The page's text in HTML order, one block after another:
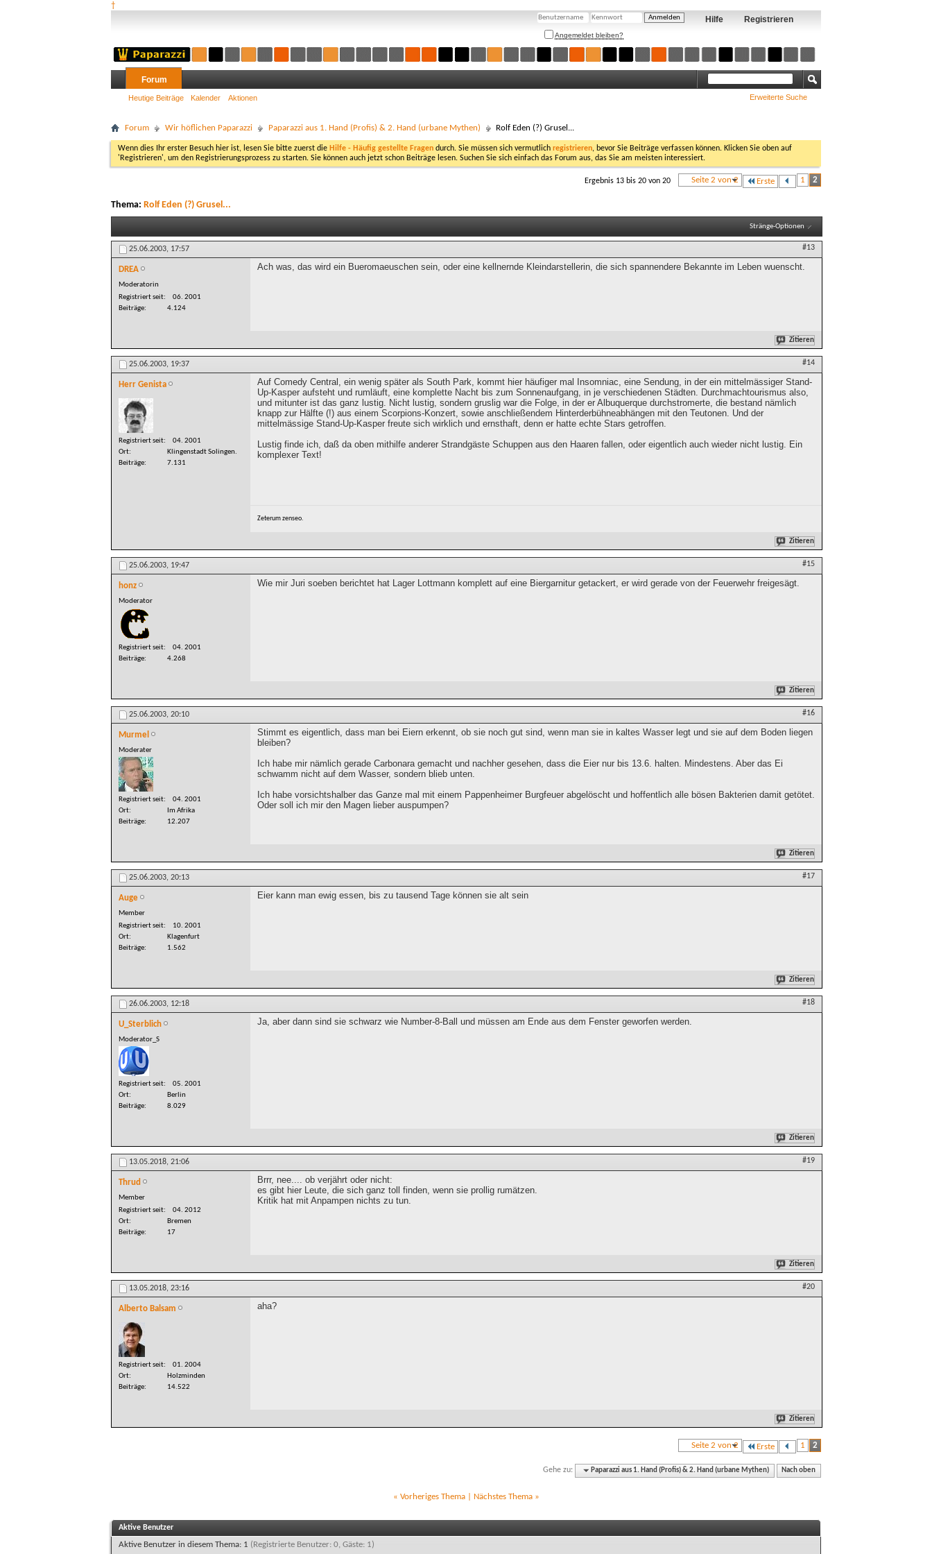
†
Registrieren
Hilfe
Angemeldet bleiben?
Forum
Heutige Beiträge Kalender Aktionen Erweiterte Suche
Forum Wir höflichen Paparazzi Paparazzi aus 1. Hand (Profis) & 2. Hand (urbane Mythen) Rolf Eden (?) Grusel...
Wenn dies Ihr erster Besuch hier ist, lesen Sie bitte zuerst die Hilfe - Häufig gestellte Fragen durch. Sie müssen sich vermutlich registrieren, bevor Sie Beiträge verfassen können. Klicken Sie oben auf
'Registrieren', um den Registrierungsprozess zu starten. Sie können auch jetzt schon Beiträge lesen. Suchen Sie sich einfach das Forum aus, das Sie am meisten interessiert.
Seite 2 von 2 Erste 1 2
Ergebnis 13 bis 20 von 20
Thema: Rolf Eden (?) Grusel...
Stränge-Optionen
25.06.2003, 17:57 #13
DREA
Moderatorin
Registriert seit
06. 2001
Beiträge
4.124
Ach was, das wird ein Bueromaeuschen sein, oder eine kellnernde Kleindarstellerin, die sich spannendere Bekannte im Leben wuenscht.
Zitieren
25.06.2003, 19:37 #14
Herr Genista
Registriert seit
04. 2001
Ort
Klingenstadt Solingen.
Beiträge
7.131
Auf Comedy Central, ein wenig später als South Park, kommt hier häufiger mal Insomniac, eine Sendung, in der ein mittelmässiger Stand-
Up-Kasper aufsteht und rumläuft, eine komplette Nacht bis zum Sonnenaufgang, in je verschiedenen Städten. Durchmachtourismus also,
und mitunter ist das ganz lustig. Nicht lustig, sondern gruslig war die Folge, in der er Albuquerque durchstromerte, die bestand nämlich
knapp zur Hälfte (!) aus einem Scorpions-Konzert, sowie anschließendem Hinterderbühneabhängen mit den Teutonen. Und der
mittelmässige Stand-Up-Kasper freute sich wirklich und ernsthaft, denn er hatte echte Stars getroffen.
Lustig finde ich, daß da oben mithilfe anderer Strandgäste Schuppen aus den Haaren fallen, oder eigentlich auch wieder nicht lustig. Ein
komplexer Text!
Zeterum zenseo.
Zitieren
25.06.2003, 19:47 #15
honz
Moderator
Registriert seit
04. 2001
Beiträge
4.268
Wie mir Juri soeben berichtet hat Lager Lottmann komplett auf eine Biergarnitur getackert, er wird gerade von der Feuerwehr freigesägt.
Zitieren
25.06.2003, 20:10 #16
Murmel
Moderater
Registriert seit
04. 2001
Ort
Im Afrika
Beiträge
12.207
Stimmt es eigentlich, dass man bei Eiern erkennt, ob sie noch gut sind, wenn man sie in kaltes Wasser legt und sie auf dem Boden liegen
bleiben?
Ich habe mir nämlich gerade Carbonara gemacht und nachher gesehen, dass die Eier nur bis 13.6. halten. Mindestens. Aber das Ei
schwamm nicht auf dem Wasser, sondern blieb unten.
Ich habe vorsichtshalber das Ganze mal mit einem Pappenheimer Burgfeuer abgelöscht und hoffentlich alle bösen Bakterien damit getötet.
Oder soll ich mir den Magen lieber auspumpen?
Zitieren
25.06.2003, 20:13 #17
Auge
Member
Registriert seit
10. 2001
Ort
Klagenfurt
Beiträge
1.562
Eier kann man ewig essen, bis zu tausend Tage können sie alt sein
Zitieren
26.06.2003, 12:18 #18
U_Sterblich
Moderator_S
Registriert seit
05. 2001
Ort
Berlin
Beiträge
8.029
Ja, aber dann sind sie schwarz wie Number-8-Ball und müssen am Ende aus dem Fenster geworfen werden.
Zitieren
13.05.2018, 21:06 #19
Thrud
Member
Registriert seit
04. 2012
Ort
Bremen
Beiträge
17
Brrr, nee.... ob verjährt oder nicht:
es gibt hier Leute, die sich ganz toll finden, wenn sie prollig rumätzen.
Kritik hat mit Anpampen nichts zu tun.
Zitieren
13.05.2018, 23:16 #20
Alberto Balsam
Registriert seit
01. 2004
Ort
Holzminden
Beiträge
14.522
aha?
Zitieren
Seite 2 von 2 Erste 1 2
Gehe zu: Paparazzi aus 1. Hand (Profis) & 2. Hand (urbane Mythen) Nach oben
« Vorheriges Thema| Nächstes Thema »
Aktive Benutzer
Aktive Benutzer in diesem Thema: 1 (Registrierte Benutzer: 0, Gäste: 1)